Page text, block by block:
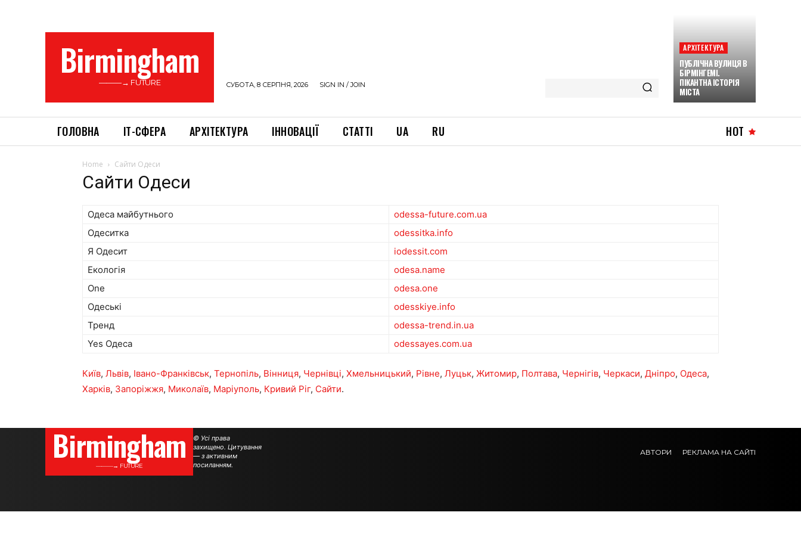
Birmingham
———→ FUTURE СУБОТА, 8 СЕРПНЯ, 2026 SIGN IN / JOIN
АРХІТЕКТУРА
ПУБЛІЧНА ВУЛИЦЯ В
БІРМІНГЕМІ.
ПІКАНТНА ІСТОРІЯ
МІСТА
ГОЛОВНА ІТ-СФЕРА АРХІТЕКТУРА ІННОВАЦІЇ СТАТТІ UA RU HOT
Home Сайти Одеси
Сайти Одеси
Одеса майбутнього
odessa-future.com.ua
Одеситка
odessitka.info
Я Одесит
iodessit.com
Екологія
odesa.name
One
odesa.one
Одеські
odesskiye.info
Тренд
odessa-trend.in.ua
Yes Одеса
odessayes.com.ua
Київ, Львів, Івано-Франківськ, Тернопіль, Вінниця, Чернівці, Хмельницький, Рівне, Луцьк, Житомир, Полтава, Чернігів, Черкаси, Дніпро, Одеса,
Харків, Запоріжжя, Миколаїв, Маріуполь, Кривий Ріг, Сайти.
Birmingham
———→ FUTURE
© Усі права
захищено. Цитування
— з активним
посиланням.
АВТОРИ РЕКЛАМА НА САЙТІ